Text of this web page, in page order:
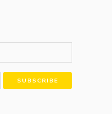
Alternative: